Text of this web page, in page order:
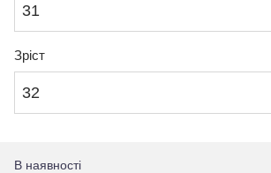
31
Зріст
32
В наявності